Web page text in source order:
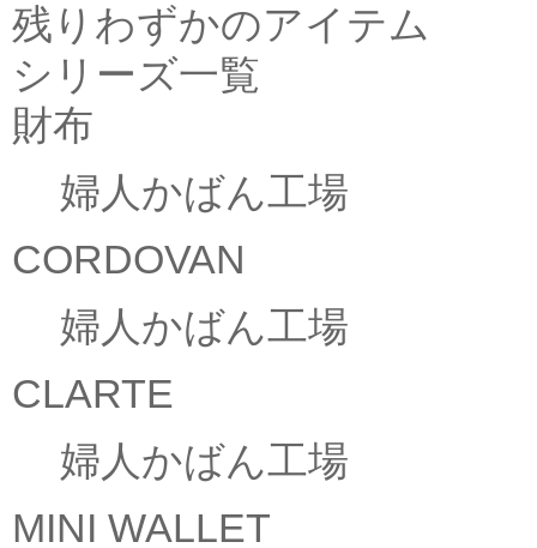
残りわずかのアイテム
シリーズ一覧
財布
婦人かばん工場
CORDOVAN
婦人かばん工場
CLARTE
婦人かばん工場
MINI WALLET